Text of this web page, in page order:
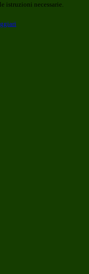
istruzioni necessarie.